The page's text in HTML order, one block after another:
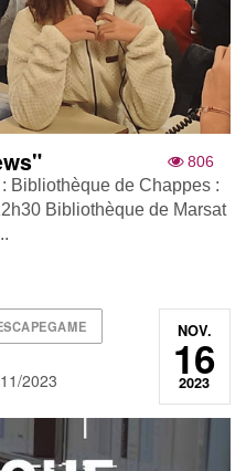
806
Bibliothèque de Chappes :
Bibliothèque de Marsat
2023
NOV.
16
2023